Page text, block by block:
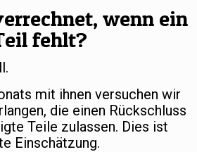
wenn ein
fehlt?
mit ihnen versuchen wir
die einen Rückschluss
Teile zulassen. Dies ist
Einschätzung.